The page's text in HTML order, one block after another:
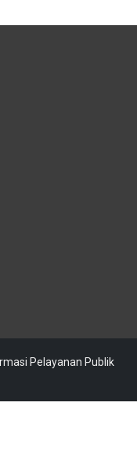
Pelayanan Publik